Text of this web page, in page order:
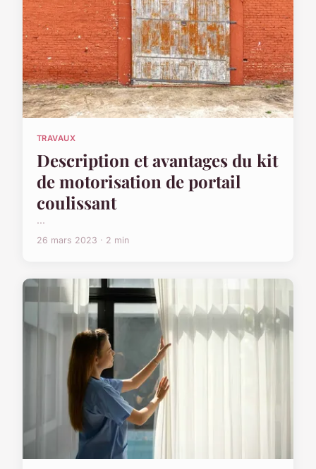
TRAVAUX
Description et avantages du kit
de motorisation de portail
coulissant
...
26 mars 2023 · 2 min